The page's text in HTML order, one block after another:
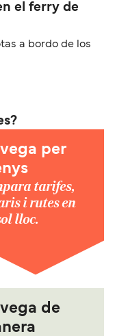
el ferry de
a bordo de los
per
tarifes,
i rutes en
lloc.
de